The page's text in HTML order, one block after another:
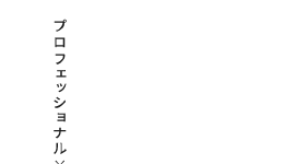
プロフェッショナル×つな